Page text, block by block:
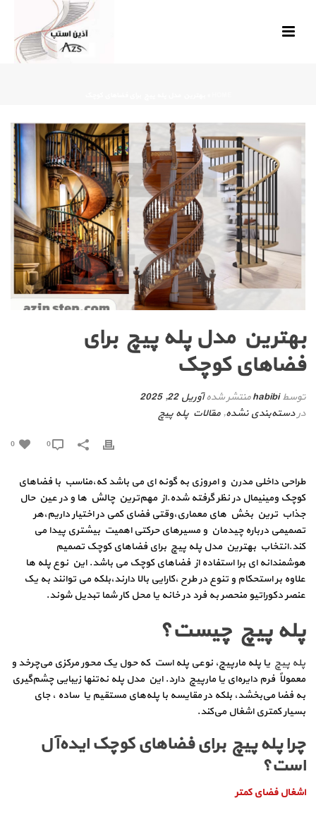
بهترین مدل پله پیچ برای
فضاهای کوچک
توسطhabibiمنتشر شدهآوریل 22, 2025
دردسته‌بندی نشده,مقالات پله پیچ
0
طراحی داخلی مدرن و امروزی به گونه ای می باشد که،مناسب با فضاهای
کوچک ومینیمال در نظر گرفته شده.از مهم‌ترین چالش‌ ها و در عین حال
جذاب‌ ترین بخش‌ های معماری،وقتی فضای کمی در اختیار داریم،هر
تصمیمی درباره چیدمان و مسیرهای حرکتی اهمیت بیشتری پیدا می‌
کند.انتخاب بهترین مدل پله پیچ برای فضاهای کوچک تصمیم
هوشمندانه ای برا استفاده از فضاهای کوچک می باشد. این نوع پله‌ ها
علاوه بر استحکام و تنوع در طرح ،کارایی بالا دارند،بلکه می‌ توانند به یک
عنصر دکوراتیو منحصر‌ به‌ فرد در خانه یا محل کار شما تبدیل شوند.
پله پیچ چیست؟
پله پیچ یا پله مارپیچ، نوعی پله است که حول یک محور مرکزی می‌چرخد و
معمولاً فرم دایره‌ای یا مارپیچ دارد. این مدل پله‌ نه‌تنها زیبایی چشم‌گیری
به فضا می‌بخشد، بلکه در مقایسه با پله‌های مستقیم یا ساده ، جای
بسیار کمتری اشغال می‌کند.
چرا پله پیچ برای فضاهای کوچک ایده‌آل
است؟
اشغال فضای کمتر